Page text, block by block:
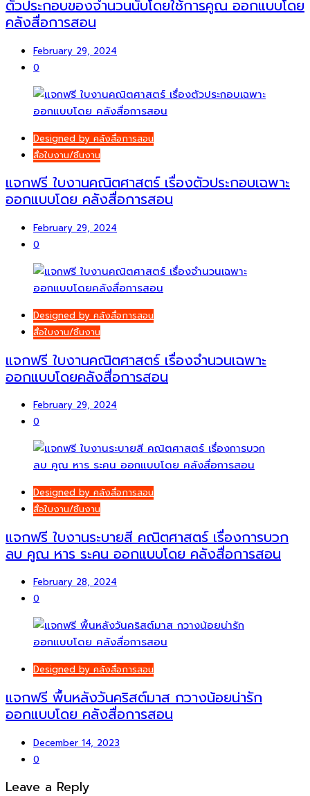
ตัวประกอบของจำนวนนับโดยใช้การคูณ ออกแบบโดย
คลังสื่อการสอน
February 29, 2024
0
Designed by คลังสื่อการสอน
สื่อใบงาน/ชิ้นงาน
แจกฟรี ใบงานคณิตศาสตร์ เรื่องตัวประกอบเฉพาะ
ออกแบบโดย คลังสื่อการสอน
February 29, 2024
0
Designed by คลังสื่อการสอน
สื่อใบงาน/ชิ้นงาน
แจกฟรี ใบงานคณิตศาสตร์ เรื่องจำนวนเฉพาะ
ออกแบบโดยคลังสื่อการสอน
February 29, 2024
0
Designed by คลังสื่อการสอน
สื่อใบงาน/ชิ้นงาน
แจกฟรี ใบงานระบายสี คณิตศาสตร์ เรื่องการบวก
ลบ คูณ หาร ระคน ออกแบบโดย คลังสื่อการสอน
February 28, 2024
0
Designed by คลังสื่อการสอน
แจกฟรี พื้นหลังวันคริสต์มาส กวางน้อยน่ารัก
ออกแบบโดย คลังสื่อการสอน
December 14, 2023
0
Leave a Reply